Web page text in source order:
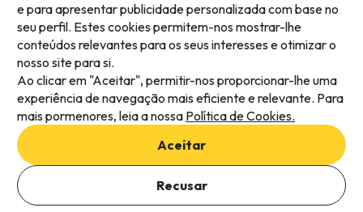
Adicionar datas para verificar a disponibilidade
Selecionar datas
Métodos de pagamento disponíveis
Termos e condições gerais
Privacidade dos dados
Política de cookies
e para apresentar publicidade personalizada com base no
seu perfil. Estes cookies permitem-nos mostrar-lhe
conteúdos relevantes para os seus interesses e otimizar o
nosso site para si.
Ao clicar em "Aceitar", permitir-nos proporcionar-lhe uma
experiência de navegação mais eficiente e relevante. Para
mais pormenores, leia a nossa Política de Cookies.
Aceitar
Recusar